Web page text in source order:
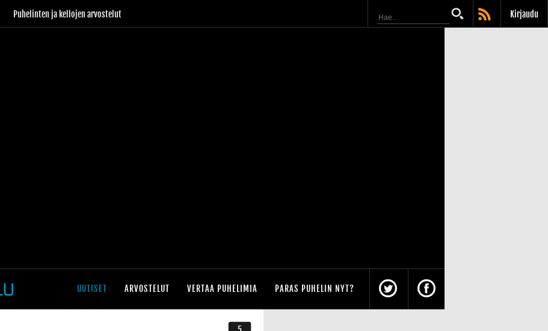
Puhelinten ja kellojen arvostelut Kirjaudu
UUTISET ARVOSTELUT VERTAA PUHELIMIA PARAS PUHELIN NYT?